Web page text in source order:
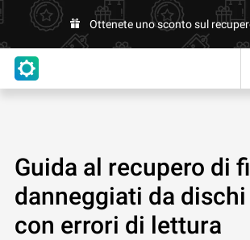
Ottenete uno sconto sul
Guida al recupero di
danneggiati da
con errori di lettura